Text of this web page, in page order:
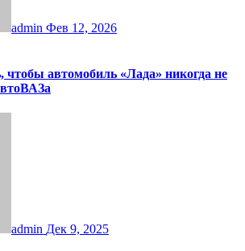
admin Фев 12, 2026
чтобы автомобиль «Лада» никогда не
admin Дек 9, 2025